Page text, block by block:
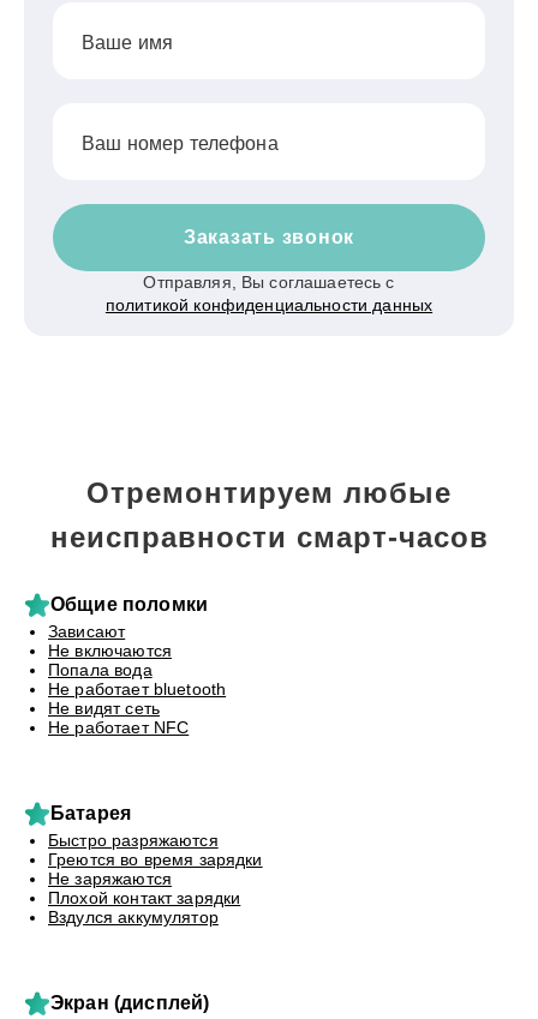
Ваше имя
Ваш номер телефона
Заказать звонок
Отправляя, Вы соглашаетесь с
политикой конфиденциальности данных
Отремонтируем любые
неисправности смарт-часов
Общие поломки
Зависают
Не включаются
Попала вода
Не работает bluetooth
Не видят сеть
Не работает NFC
Батарея
Быстро разряжаются
Греются во время зарядки
Не заряжаются
Плохой контакт зарядки
Вздулся аккумулятор
Экран (дисплей)